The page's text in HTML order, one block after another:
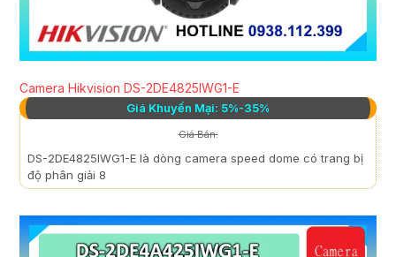
Camera Hikvision DS-2DE4825IWG1-E
Giá Khuyến Mại: 5%-35%
Giá Bán:
DS-2DE4825IWG1-E là dòng camera speed dome có trang bị
độ phân giải 8